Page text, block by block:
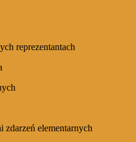
reprezentantach
zdarzeń elementarnych